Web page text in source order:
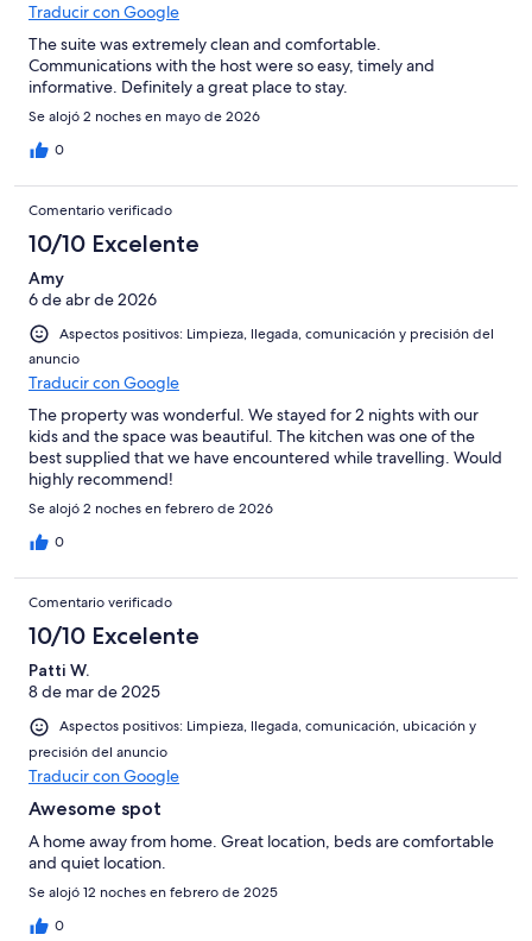
Traducir con Google
The suite was extremely clean and comfortable.
Communications with the host were so easy, timely and
informative. Definitely a great place to stay.
Se alojó 2 noches en mayo de 2026
0
Comentario verificado
10/10 Excelente
Amy
6 de abr de 2026
Aspectos positivos: Limpieza, llegada, comunicación y precisión del
anuncio
Traducir con Google
The property was wonderful. We stayed for 2 nights with our
kids and the space was beautiful. The kitchen was one of the
best supplied that we have encountered while travelling. Would
highly recommend!
Se alojó 2 noches en febrero de 2026
0
Comentario verificado
10/10 Excelente
Patti W.
8 de mar de 2025
Aspectos positivos: Limpieza, llegada, comunicación, ubicación y
precisión del anuncio
Traducir con Google
Awesome spot
A home away from home. Great location, beds are comfortable
and quiet location.
Se alojó 12 noches en febrero de 2025
0